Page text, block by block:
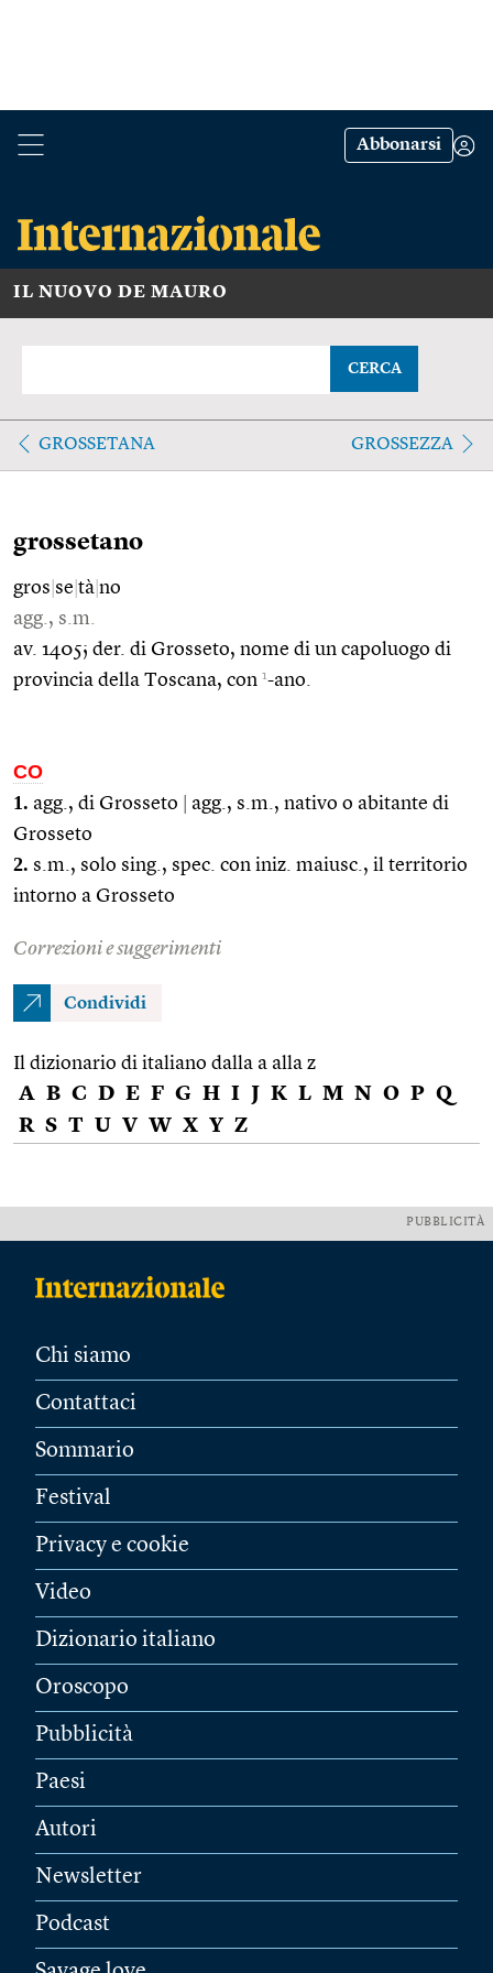
Abbonarsi
IL NUOVO DE MAURO
CERCA
GROSSETANA GROSSEZZA
grossetano
gros se tà no
agg., s.m.
av. 1405; der. di Grosseto, nome di un capoluogo di
provincia della Toscana, con 1-ano.
CO
1. agg., di Grosseto
agg., s.m., nativo o abitante di
Grosseto
2. s.m., solo sing., spec. con iniz. maiusc., il territorio
intorno a Grosseto
Correzioni e suggerimenti
Condividi
Il dizionario di italiano dalla a alla z
A B C D E F G H I J K L M N O P Q
R S T U V W X Y Z
PUBBLICITÀ
Chi siamo
Contattaci
Sommario
Festival
Privacy e cookie
Video
Dizionario italiano
Oroscopo
Pubblicità
Paesi
Autori
Newsletter
Podcast